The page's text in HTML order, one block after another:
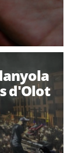
d'Olot